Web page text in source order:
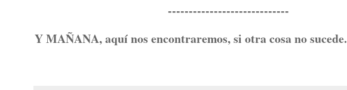
-----------------------------
Y MAÑANA, aquí nos encontraremos, si otra cosa no sucede.